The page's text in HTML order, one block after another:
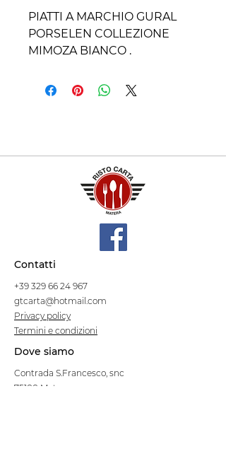
PIATTI A MARCHIO GURAL
PORSELEN COLLEZIONE
MIMOZA BIANCO .
Contatti
+39 329 66 24 967
gtcarta@hotmail.com
Privacy policy
Termini e condizioni
Dove siamo
Contrada S.Francesco, snc
75100 Matera